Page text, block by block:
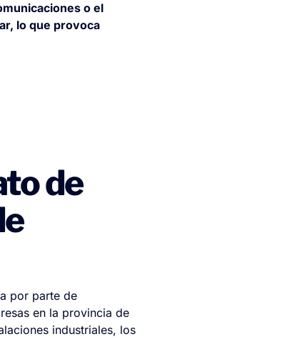
o el
lo que provoca
de
por parte de
en la provincia de
industriales, los